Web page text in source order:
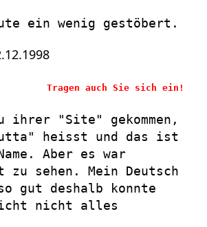
ein wenig gestöbert.
Tragen auch Sie sich ein!
ihrer "Site" gekommen,
heisst und das ist
Aber es war
sehen. Mein Deutsch
gut deshalb konnte
nicht alles